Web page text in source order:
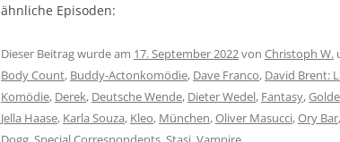
ähnliche Episoden:
Dieser Beitrag wurde am 17. September 2022von Christoph W.
Body Count, Buddy-Actonkomödie, Dave Franco, David Brent:
Komödie, Derek, Deutsche Wende, Dieter Wedel, Fantasy,
Jella Haase, Karla Souza, Kleo, München,Oliver Masucci,Ory Bar,